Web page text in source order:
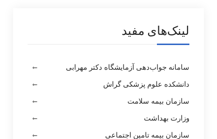
لینک‌های مفید
سامانه جواب‌دهی آزمایشگاه دکتر مهرابی
دانشکده علوم پزشکی گراش
سازمان بیمه سلامت
وزارت بهداشت
سازمان بیمه تامین اجتماعی